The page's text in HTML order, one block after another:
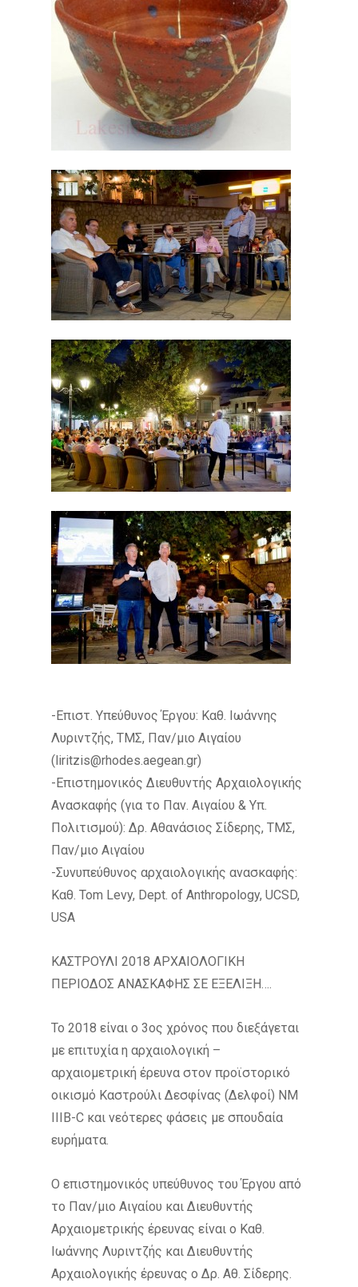
-Επιστ. Υπεύθυνος Έργου: Kαθ. Ιωάννης
Λυριντζής, ΤΜΣ, Παν/μιο Αιγαίου
(liritzis@rhodes.aegean.gr)
-Επιστημονικός Διευθυντής Αρχαιολογικής
Ανασκαφής (για το Παν. Αιγαίου & Υπ.
Πολιτισμού): Δρ. Αθανάσιος Σίδερης, ΤΜΣ,
Παν/μιο Αιγαίου
-Συνυπεύθυνος αρχαιολογικής ανασκαφής:
Καθ. Tom Levy, Dept. of Anthropology, UCSD,
USA
ΚΑΣΤΡΟΥΛΙ 2018 ΑΡΧΑΙΟΛΟΓΙΚΗ
ΠΕΡΙΟΔΟΣ ΑΝΑΣΚΑΦΗΣ ΣΕ ΕΞΕΛΙΞΗ….
Το 2018 είναι ο 3ος χρόνος που διεξάγεται
με επιτυχία η αρχαιολογική –
αρχαιομετρική έρευνα στον προϊστορικό
οικισμό Καστρούλι Δεσφίνας (Δελφοί) ΝΜ
ΙΙΙΒ-C και νεότερες φάσεις με σπουδαία
ευρήματα.
Ο επιστημονικός υπεύθυνος του Έργου από
το Παν/μιο Αιγαίου και Διευθυντής
Αρχαιομετρικής έρευνας είναι ο Καθ.
Ιωάννης Λυριντζής και Διευθυντής
Αρχαιολογικής έρευνας ο Δρ. Αθ. Σίδερης.